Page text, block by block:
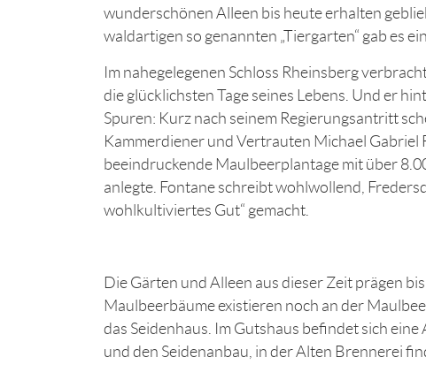
wunderschönen Alleen bis heute erhalten
waldartigen so genannten „Tiergarten“ gab es
Im nahegelegenen Schloss Rheinsberg
die glücklichsten Tage seines Lebens. Und er
Spuren: Kurz nach seinem Regierungsantritt
Kammerdiener und Vertrauten Michael
beeindruckende Maulbeerplantage mit über
anlegte. Fontane schreibt wohlwollend,
wohlkultiviertes Gut“ gemacht.
Die Gärten und Alleen aus dieser Zeit prägen
Maulbeerbäume existieren noch an der
das Seidenhaus. Im Gutshaus befindet sich
und den Seidenanbau, in der Alten Brennerei